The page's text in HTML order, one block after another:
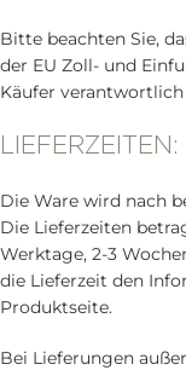
Bitte beachten Sie,
der EU Zoll- und
Käufer verantwortlich
LIEFERZEITEN:
Die Ware wird nach
Die Lieferzeiten
Werktage, 2-3
die Lieferzeit den
Produktseite.
Bei Lieferungen